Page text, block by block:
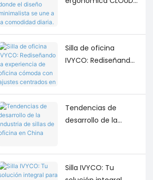
la comodidad diaria.
Silla de oficina
IVYCO: Rediseñando
ajustes centrados en
el usuario.
Tendencias de
desarrollo de la
Silla IVYCO: Tu